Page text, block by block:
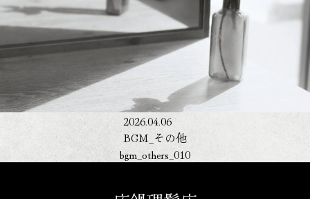
2026.04.06
BGM_その他
bgm_others_010